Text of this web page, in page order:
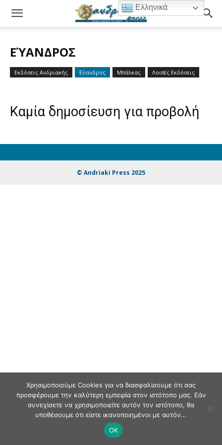
ΕΎΑΝΔΡΟΣ
Εκδόσεις Ανδριακής Εύανδρος Μπάλκας Λοιπές Εκδόσεις
Καμία δημοσίευση για προβολή
© Andriaki Press 2025
Ελληνικά
Χρησιμοποιούμε Cookies για να διασφαλίσουμε ότι σας
προσφέρουμε την καλύτερη εμπειρία στον ιστότοπο μας. Εάν
συνεχίσετε να χρησιμοποιείτε αυτόν τον ιστότοπο, θα
υποθέσουμε ότι είστε ικανοποιημένοι με αυτόν...
OK